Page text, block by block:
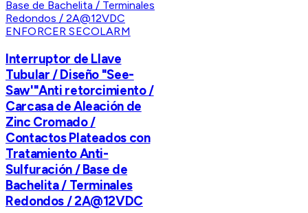
ENFORCER SECOLARM
Interruptor de Llave
Tubular / Diseño "See-
Saw'"Anti retorcimiento /
Carcasa de Aleación de
Zinc Cromado /
Contactos Plateados con
Tratamiento Anti-
Sulfuración / Base de
Bachelita / Terminales
Redondos / 2A@12VDC